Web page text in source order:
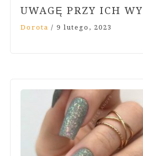
UWAGĘ PRZY ICH
Dorota / 9 lutego, 2023